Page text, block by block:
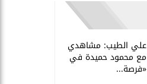
علي الطيب: مشاهدي
مع محمود حميدة في
«فرصة...